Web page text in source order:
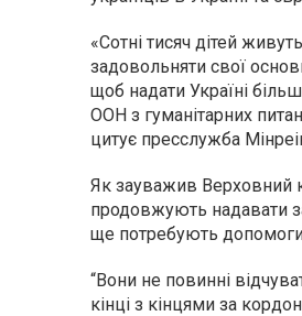
«Сотні тисяч дітей
задовольняти свої
щоб надати Україні
ООН з гуманітарних
цитує пресслужба
Як зауважив Верховний
продовжують надавати
ще потребують
“Вони не повинні
кінці з кінцями за